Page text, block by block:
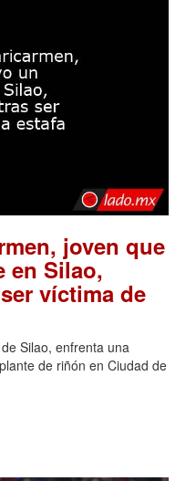
joven que
en Silao,
víctima de
Silao, enfrenta una
de riñón en Ciudad de